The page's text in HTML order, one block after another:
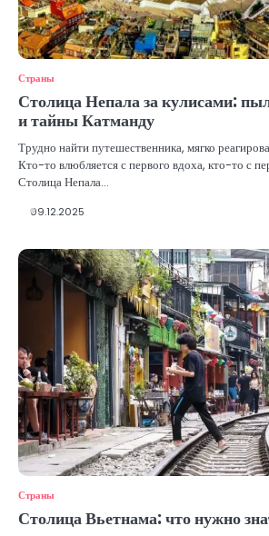
Страны
Столица Непала за кулисами:
и тайны Катманду
Трудно найти путешественника, мягко
Кто-то влюбляется с первого вдоха, кто-то с
Столица Непала…
09.12.2025
Страны
Столица Вьетнама: что нужно